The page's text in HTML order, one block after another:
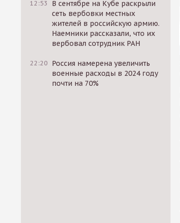
12:53
В сентябре на Кубе раскрыли
сеть вербовки местных
жителей в российскую армию.
Наемники рассказали, что их
вербовал сотрудник РАН
22:20 Россия намерена увеличить
военные расходы в 2024 году
почти на 70%